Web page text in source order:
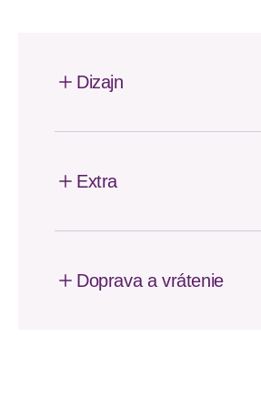
Dizajn
Extra
Doprava a vrátenie